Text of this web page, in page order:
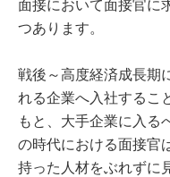
面接において面接官に
つあります。
戦後～高度経済成長期
れる企業へ入社するこ
もと、大手企業に入る
の時代における面接官
持った人材をぶれずに